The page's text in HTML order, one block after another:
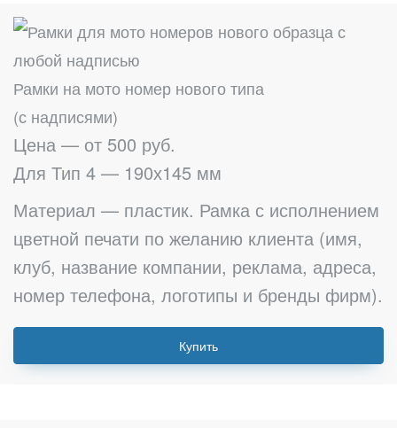
Рамки на мото номер нового типа
(с надписями)
Цена — от 500 руб.
Для Тип 4 — 190х145 мм
Материал — пластик. Рамка с исполнением
цветной печати по желанию клиента (имя,
клуб, название компании, реклама, адреса,
номер телефона, логотипы и бренды фирм).
Купить